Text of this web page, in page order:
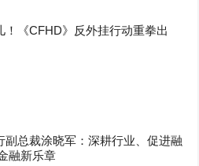
！《CFHD》反外挂行动重拳出
副总裁涂晓军：深耕行业、促进融
融新乐章